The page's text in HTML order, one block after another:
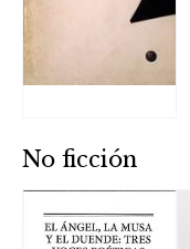
No ficción